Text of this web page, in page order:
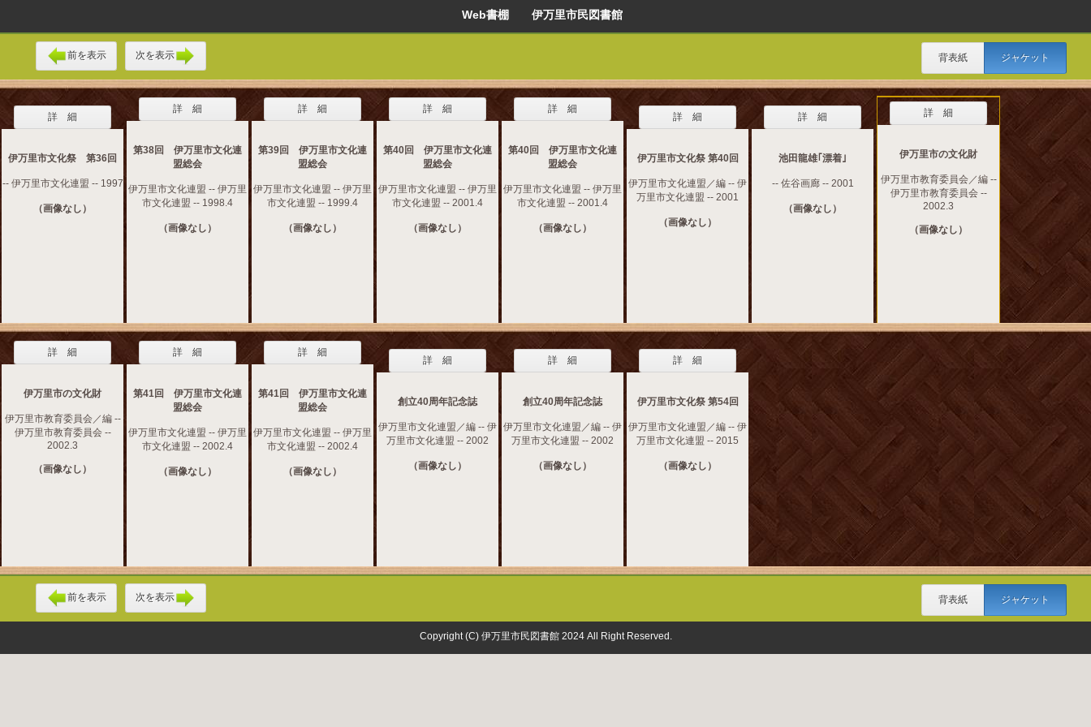
Web書棚 伊万里市民図書館
前を表示 次を表示 背表紙 ジャケット
詳 細
伊万里市文化祭 第36回
-- 伊万里市文化連盟 -- 1997
（画像なし）
詳 細
第38回 伊万里市文化連
盟総会
伊万里市文化連盟 -- 伊万里
市文化連盟 -- 1998.4
（画像なし）
詳 細
第39回 伊万里市文化連
盟総会
伊万里市文化連盟 -- 伊万里
市文化連盟 -- 1999.4
（画像なし）
詳 細
第40回 伊万里市文化連
盟総会
伊万里市文化連盟 -- 伊万里
市文化連盟 -- 2001.4
（画像なし）
詳 細
第40回 伊万里市文化連
盟総会
伊万里市文化連盟 -- 伊万里
市文化連盟 -- 2001.4
（画像なし）
詳 細
伊万里市文化祭 第40回
伊万里市文化連盟／編 -- 伊
万里市文化連盟 -- 2001
（画像なし）
詳 細
池田龍雄｢漂着｣
-- 佐谷画廊 -- 2001
（画像なし）
詳 細
伊万里市の文化財
伊万里市教育委員会／編 --
伊万里市教育委員会 --
2002.3
（画像なし）
詳 細
伊万里市の文化財
伊万里市教育委員会／編 --
伊万里市教育委員会 --
2002.3
（画像なし）
詳 細
第41回 伊万里市文化連
盟総会
伊万里市文化連盟 -- 伊万里
市文化連盟 -- 2002.4
（画像なし）
詳 細
第41回 伊万里市文化連
盟総会
伊万里市文化連盟 -- 伊万里
市文化連盟 -- 2002.4
（画像なし）
詳 細
創立40周年記念誌
伊万里市文化連盟／編 -- 伊
万里市文化連盟 -- 2002
（画像なし）
詳 細
創立40周年記念誌
伊万里市文化連盟／編 -- 伊
万里市文化連盟 -- 2002
（画像なし）
詳 細
伊万里市文化祭 第54回
伊万里市文化連盟／編 -- 伊
万里市文化連盟 -- 2015
（画像なし）
前を表示 次を表示 背表紙 ジャケット
Copyright (C) 伊万里市民図書館 2024 All Right Reserved.